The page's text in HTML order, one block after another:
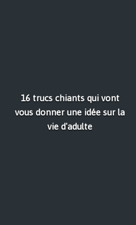
16 trucs chiants qui vont
vous donner une idée sur la
vie d'adulte